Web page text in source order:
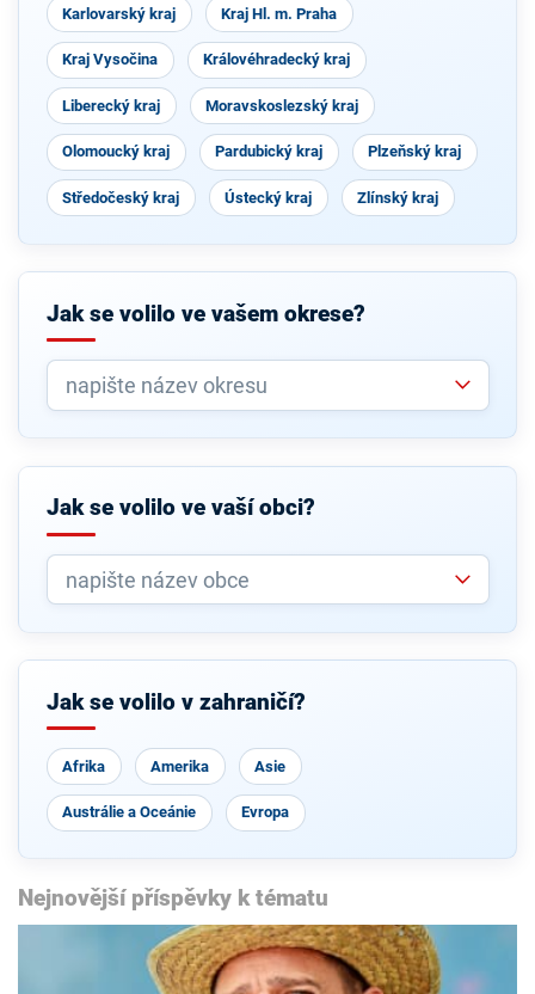
Karlovarský kraj Kraj Hl. m. Praha
Kraj Vysočina Královéhradecký kraj
Liberecký kraj Moravskoslezský kraj
Olomoucký kraj Pardubický kraj Plzeňský kraj
Středočeský kraj Ústecký kraj Zlínský kraj
Jak se volilo ve vašem okrese?
Jak se volilo ve vaší obci?
Jak se volilo v zahraničí?
Afrika Amerika Asie
Austrálie a Oceánie Evropa
Nejnovější příspěvky k tématu